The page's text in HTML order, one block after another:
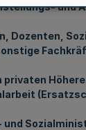
und
Dozenten,
privaten
und